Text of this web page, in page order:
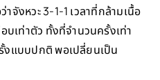
จังหวะ 3-1-1 เวลาที่กล้ามเนื้อ
บเท่าตัว ทั้งที่จำนวนครั้งเท่า
งแบบปกติ พอเปลี่ยนเป็น